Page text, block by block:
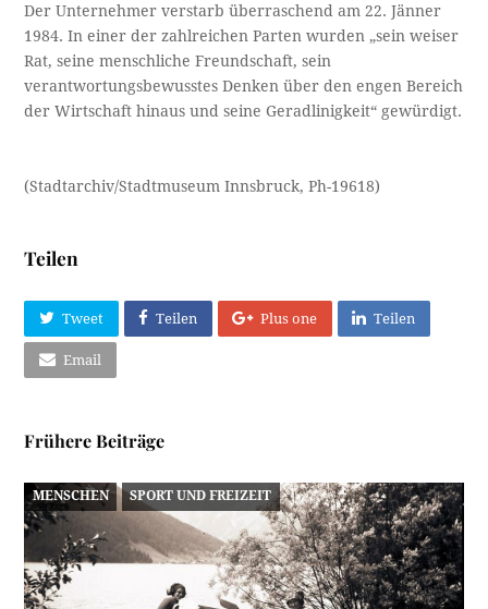
Der Unternehmer verstarb überraschend am 22. Jänner
1984. In einer der zahlreichen Parten wurden „sein weiser
Rat, seine menschliche Freundschaft, sein
verantwortungsbewusstes Denken über den engen Bereich
der Wirtschaft hinaus und seine Geradlinigkeit“ gewürdigt.
(Stadtarchiv/Stadtmuseum Innsbruck, Ph-19618)
Teilen
Tweet Teilen Plus one Teilen
Email
Frühere Beiträge
MENSCHEN SPORT UND FREIZEIT